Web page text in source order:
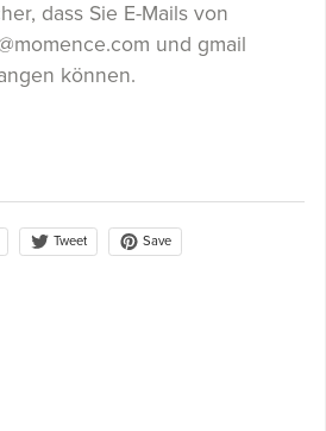
dass Sie E-Mails von
und gmail
können.
Tweet Save